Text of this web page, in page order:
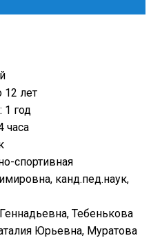
12 лет
1 год
часа
спортивная
канд.пед.наук,
, Тебенькова
Юрьевна, Муратова